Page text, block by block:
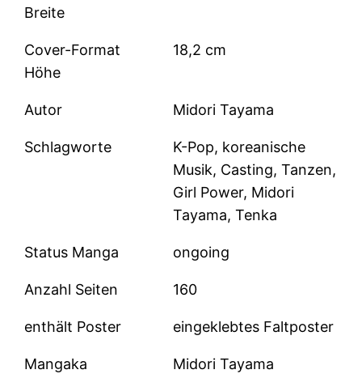
Breite
Cover-Format
Höhe
18,2 cm
Autor Midori Tayama
Schlagworte
K-Pop, koreanische
Musik, Casting, Tanzen,
Girl Power, Midori
Tayama, Tenka
Status Manga ongoing
Anzahl Seiten 160
enthält Poster eingeklebtes Faltposter
Mangaka Midori Tayama